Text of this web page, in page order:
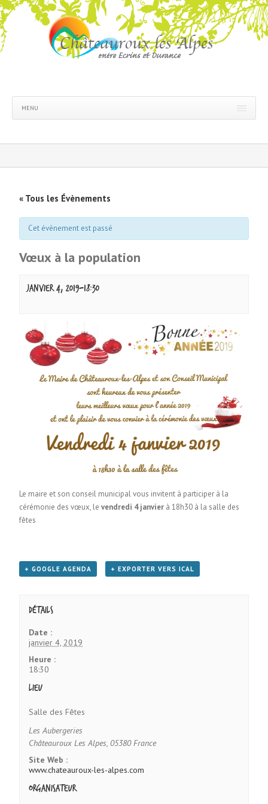
MENU
« Tous les Évènements
Cet évènement est passé
Vœux à la population
janvier 4, 2019-18:30
Le maire et son conseil municipal vous invitent à participer à la
cérémonie des vœux, le vendredi 4 janvier à 18h30 à la salle des
fêtes
+ GOOGLE AGENDA + EXPORTER VERS ICAL
Détails
Date :
janvier 4, 2019
Heure :
18:30
Lieu
Salle des Fêtes
Les Aubergeries
Châteauroux Les Alpes, 05380 France
Site Web :
www.chateauroux-les-alpes.com
Organisateur